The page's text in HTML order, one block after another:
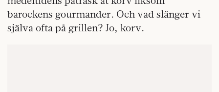
barockens gourmander. Och vad slänger vi
själva ofta på grillen? Jo, korv.